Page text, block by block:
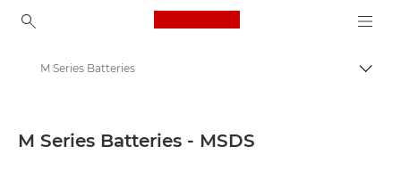
Canon Logo, back to
Fişe tehnice de securitate
M Series Batteries
M Series Batteries - MSDS